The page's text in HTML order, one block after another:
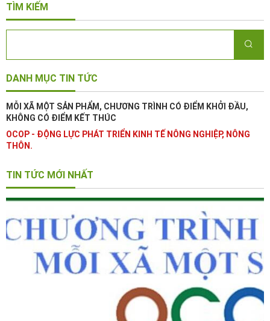
TÌM KIẾM
DANH MỤC TIN TỨC
MỖI XÃ MỘT SẢN PHẨM, CHƯƠNG TRÌNH CÓ ĐIỂM KHỞI ĐẦU,
KHÔNG CÓ ĐIỂM KẾT THÚC
OCOP - ĐỘNG LỰC PHÁT TRIỂN KINH TẾ NÔNG NGHIỆP, NÔNG
THÔN.
TIN TỨC MỚI NHẤT